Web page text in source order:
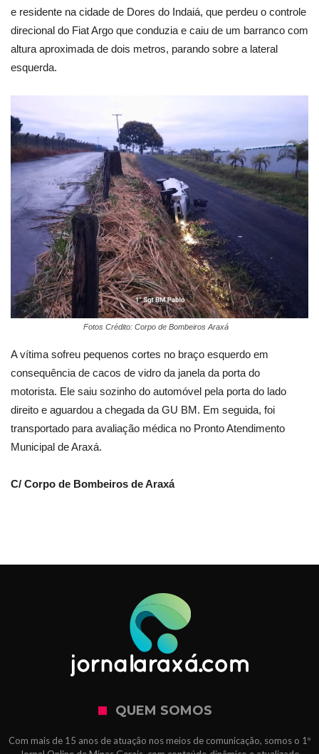
e residente na cidade de Dores do Indaiá, que perdeu o controle
direcional do Fiat Argo que conduzia e caiu de um barranco com
altura aproximada de dois metros, parando sobre a lateral
esquerda.
Fotos Crédito: Corpo de Bombeiros Araxá
A vítima sofreu pequenos cortes no braço esquerdo em
consequência de cacos de vidro da janela da porta do
motorista. Ele saiu sozinho do automóvel pela porta do lado
direito e aguardou a chegada da GU BM. Em seguida, foi
transportado para avaliação médica no Pronto Atendimento
Municipal de Araxá.
C/ Corpo de Bombeiros de Araxá
QUEM SOMOS
Com mais de 15 anos de atuação nos meios de comunicação, somos o 1º